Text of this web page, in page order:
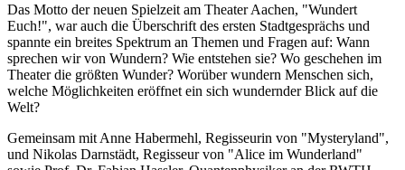
Das Motto der neuen Spielzeit am Theater Aachen, "Wundert
Euch!", war auch die Überschrift des ersten Stadtgesprächs und
spannte ein breites Spektrum an Themen und Fragen auf: Wann
sprechen wir von Wundern? Wie entstehen sie? Wo geschehen im
Theater die größten Wunder? Worüber wundern Menschen sich,
welche Möglichkeiten eröffnet ein sich wundernder Blick auf die
Welt?
Gemeinsam mit Anne Habermehl, Regisseurin von "Mysteryland",
und Nikolas Darnstädt, Regisseur von "Alice im Wunderland"